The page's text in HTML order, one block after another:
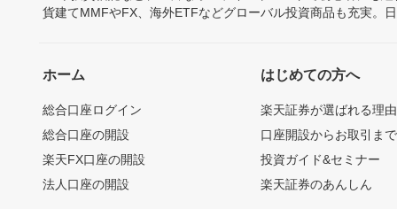
貨建てMMFやFX、海外ETFなどグローバル投資商品も充実。
ホーム
総合口座ログイン
総合口座の開設
楽天FX口座の開設
法人口座の開設
はじめての方へ
楽天証券が選ばれる理由
口座開設からお取引ま
投資ガイド&セミナー
楽天証券のあんしん